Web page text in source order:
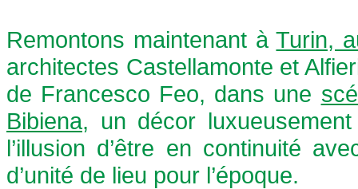
Remontons maintenant àTurin,
architectes Castellamonte et
de Francesco Feo, dans une
Bibiena, un décor
l’illusion d’être en continuité
d’unité de lieu pour l’époque.